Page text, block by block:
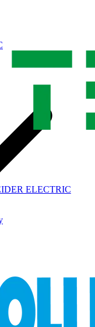
ELECTRIC